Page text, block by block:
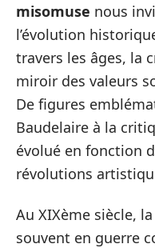
misomuse nous
l’évolution
travers les âges, la
miroir des valeurs
De figures
Baudelaire à la
évolué en fonction
révolutions
Au XIXème siècle,
souvent en guerre